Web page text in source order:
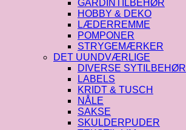
GARDINTILBEHØR
HOBBY & DEKO
LÆDERREMME
POMPONER
STRYGEMÆRKER
DET UUNDVÆRLIGE
DIVERSE SYTILBEHØR
LABELS
KRIDT & TUSCH
NÅLE
SAKSE
SKULDERPUDER